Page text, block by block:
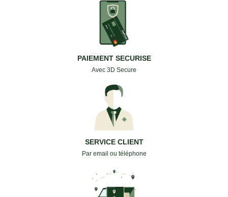
PAIEMENT SECURISE
Avec 3D Secure
SERVICE CLIENT
Par email ou téléphone